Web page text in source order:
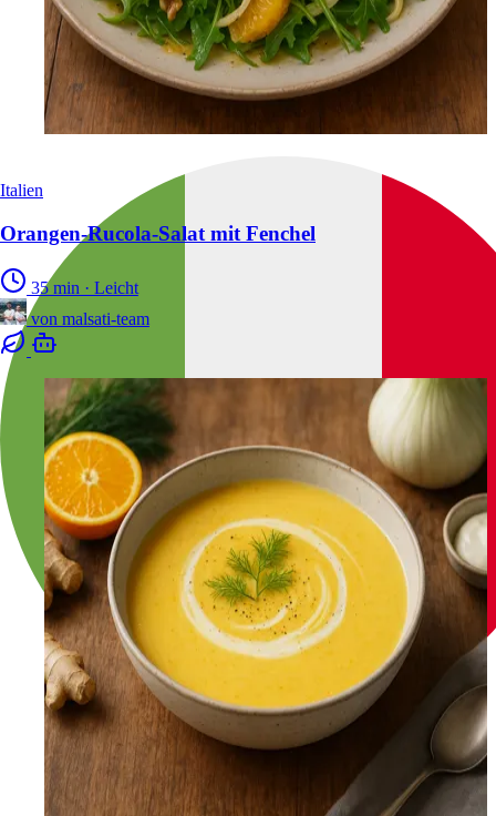
Italien
Orangen-Rucola-Salat mit Fenchel
35 min · Leicht
von malsati-team